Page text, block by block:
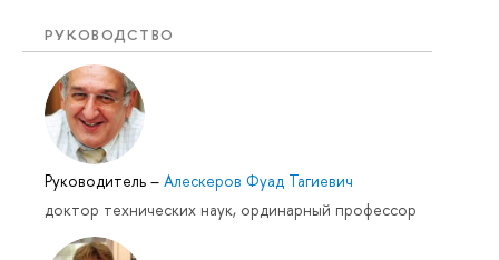
РУКОВОДСТВО
Руководитель – Алескеров Фуад Тагиевич
доктор технических наук, ординарный профессор